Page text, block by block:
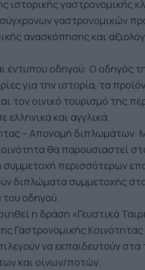
ιστορικής γαστρονομικής
γαστρονομικών
ανασκόπησης και
έντυπου οδηγού: Ο οδηγός
για την ιστορία, τα
τον οινικό τουρισμό της
ελληνικά και αγγλικά.
– Απονομή διπλωμάτων:
θα παρουσιαστεί
συμμετοχή περισσότερων
διπλώματα συμμετοχής
του οδηγού.
η δράση «Γευστικά
Γαστρονομικής
να εκπαιδευτούν στα
και οίνων/ποτών.